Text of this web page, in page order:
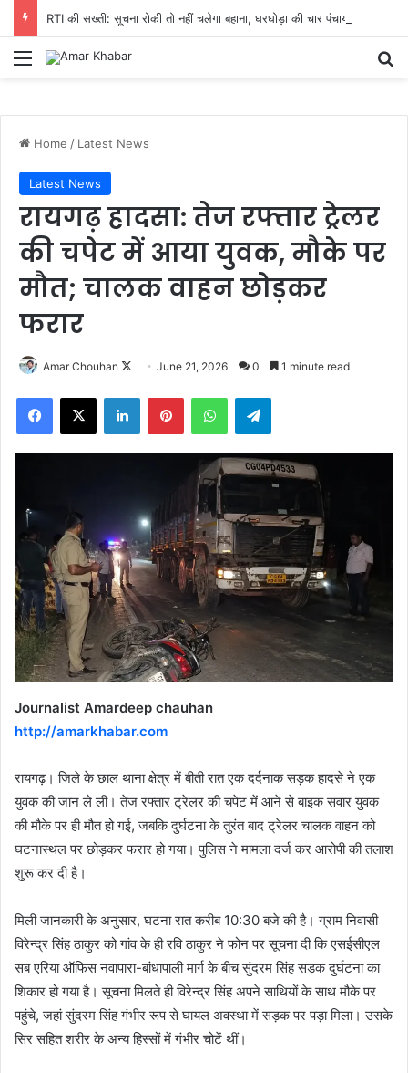
Menu
Home / Latest News
Latest News
रायगढ़ हादसा: तेज रफ्तार ट्रेलर
की चपेट में आया युवक, मौके पर
मौत; चालक वाहन छोड़कर
फरार
Amar Chouhan
FollowJune 21, 2026 0 1 minute read
Facebook
X LinkedInPinterestWhatsAppTelegram
Journalist Amardeep chauhan
http://amarkhabar.com
रायगढ़। जिले के छाल थाना क्षेत्र में बीती रात एक दर्दनाक सड़क हादसे ने एक
युवक की जान ले ली। तेज रफ्तार ट्रेलर की चपेट में आने से बाइक सवार युवक
की मौके पर ही मौत हो गई, जबकि दुर्घटना के तुरंत बाद ट्रेलर चालक वाहन को
घटनास्थल पर छोड़कर फरार हो गया। पुलिस ने मामला दर्ज कर आरोपी की तलाश
शुरू कर दी है।
मिली जानकारी के अनुसार, घटना रात करीब 10:30 बजे की है। ग्राम निवासी
विरेन्द्र सिंह ठाकुर को गांव के ही रवि ठाकुर ने फोन पर सूचना दी कि एसईसीएल
सब एरिया ऑफिस नवापारा-बांधापाली मार्ग के बीच सुंदरम सिंह सड़क दुर्घटना का
शिकार हो गया है। सूचना मिलते ही विरेन्द्र सिंह अपने साथियों के साथ मौके पर
पहुंचे, जहां सुंदरम सिंह गंभीर रूप से घायल अवस्था में सड़क पर पड़ा मिला। उसके
सिर सहित शरीर के अन्य हिस्सों में गंभीर चोटें थीं।